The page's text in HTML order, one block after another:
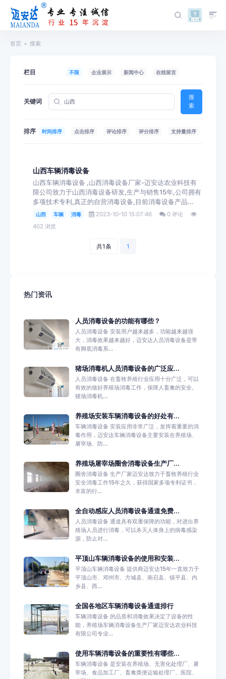
首页 搜索
栏目 不限 企业展示 新闻中心 在线留言
关键词
搜
索
排序 时间排序 点击排序 评论排序 评分排序 支持量排序
山西车辆消毒设备
山西车辆消毒设备 ,山西消毒设备厂家-迈安达农业科技有
限公司致力于山西消毒设备研发,生产与销售15年,公司拥有
多项技术专利,真正的自营消毒设备,目前消毒设备产品...
山西 车辆 消毒 2023-10-10 15:07:46
0 评论
402 浏览
共1条 1
热门资讯
人员消毒设备的功能有哪些？
人员消毒设备 安装用户越来越多，功能越来越强
大，消毒效果越来越好，迈安达人员消毒设备是带
有脚底消毒系...
猪场消毒机人员消毒设备的广泛应...
人员消毒设备 在畜牧养殖行业应用十分广泛，可以
有效的做好养殖场消毒工作，保障人畜禽的安全。
猪场消毒机...
养殖场安装车辆消毒设备的好处有...
车辆消毒设备 安装应用非常广泛，发挥着重要的消
毒作用，迈安达车辆消毒设备主要安装在养殖场、
屠宰场、防...
养殖场屠宰场圈舍消毒设备生产厂...
圈舍消毒设备 生产厂家迈安达致力于畜牧养殖行业
安全消毒工作15年之久，获得国家多项专利证书，
丰富的行...
全自动感应人员消毒设备通道免费...
人员消毒设备 通道具有双重保障的功能，对进出养
殖场人员进行消毒，可以杀灭人体身上的病毒感染
源，防止对...
平顶山车辆消毒设备的使用和安装...
平顶山车辆消毒设备 提供商迈安达15年一直致力于
平顶山市、邓州市、方城县、南召县、镇平县、内
乡县、西...
全国各地区车辆消毒设备通道排行
车辆消毒设备 的品质和消毒效果决定了设备的性
能，养殖场车辆消毒设备生产厂家迈安达农业科技
有限公司专业...
使用车辆消毒设备的重要性有哪些...
车辆消毒设备 是安装在养殖场、无害化处理厂、屠
宰场、食品加工厂、畜禽粪便运输处理厂、医院、